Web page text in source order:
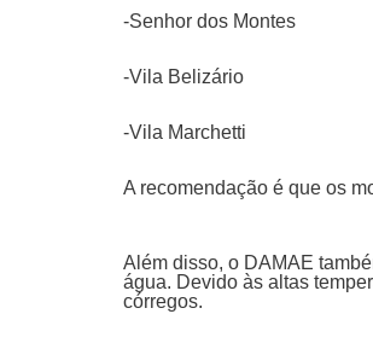
-Senhor dos Montes
-Vila Belizário
-Vila Marchetti
A recomendação é que os
Além disso, o DAMAE
água. Devido às altas
córregos.